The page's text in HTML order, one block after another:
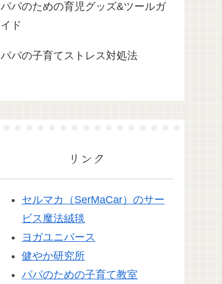
パパのための育児グッズ&ツールガ
イド
パパの子育てストレス対処法
リンク
セルマカ（SerMaCar）のサー
ビス魔法絨毯
ヨガユニバース
健やか研究所
パパのための子育て教室